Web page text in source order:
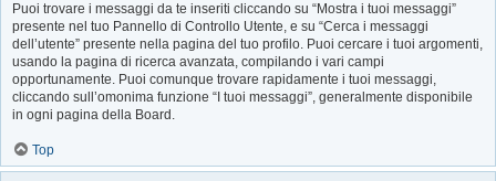
Puoi trovare i messaggi da te inseriti cliccando su “Mostra i tuoi messaggi”
presente nel tuo Pannello di Controllo Utente, e su “Cerca i messaggi
dell’utente” presente nella pagina del tuo profilo. Puoi cercare i tuoi argomenti,
usando la pagina di ricerca avanzata, compilando i vari campi
opportunamente. Puoi comunque trovare rapidamente i tuoi messaggi,
cliccando sull’omonima funzione “I tuoi messaggi”, generalmente disponibile
in ogni pagina della Board.
Top